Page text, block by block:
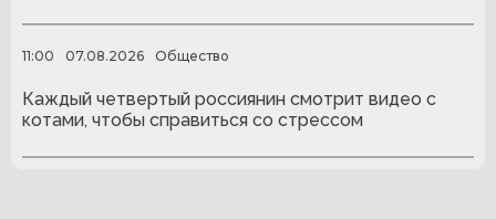
11:00 07.08.2026 Общество
Каждый четвертый россиянин смотрит видео с
котами, чтобы справиться со стрессом